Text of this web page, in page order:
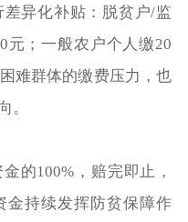
异化补贴：脱贫户/监
元；一般农户个人缴20
难群体的缴费压力，也
。
的100%，赔完即止，
金持续发挥防贫保障作